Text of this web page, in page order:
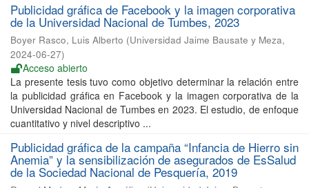
Publicidad gráfica de Facebook y la imagen corporativa
de la Universidad Nacional de Tumbes, 2023
Boyer Rasco, Luis Alberto (Universidad Jaime Bausate y Meza,
2024-06-27)
Acceso abierto
La presente tesis tuvo como objetivo determinar la relación entre
la publicidad gráfica en Facebook y la imagen corporativa de la
Universidad Nacional de Tumbes en 2023. El estudio, de enfoque
cuantitativo y nivel descriptivo ...
Publicidad gráfica de la campaña “Infancia de Hierro sin
Anemia” y la sensibilización de asegurados de EsSalud
de la Sociedad Nacional de Pesquería, 2019